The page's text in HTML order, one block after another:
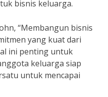
bisnis keluarga.
“Membangun bisnis
yang kuat dari
ini penting untuk
keluarga siap
untuk mencapai